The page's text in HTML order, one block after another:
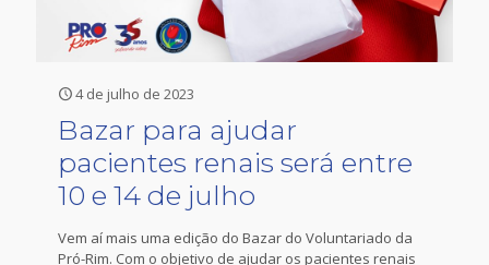
4 de julho de 2023
Bazar para ajudar
pacientes renais será entre
10 e 14 de julho
Vem aí mais uma edição do Bazar do Voluntariado da
Pró-Rim. Com o objetivo de ajudar os pacientes renais